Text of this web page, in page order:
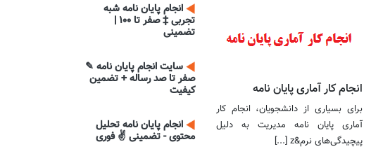
انجام کار آماری پایان نامه
برای بسیاری از دانشجویان، انجام کار
آماری پایان نامه مدیریت به دلیل
پیچیدگی‌های نرم&z [...]
انجام پایان نامه شبه
تجربی ‡ صفر تا 100 |
تضمینی
سایت انجام پایان نامه ✎
صفر تا صد رساله + تضمین
کیفیت
انجام پایان نامه تحلیل
محتوی - تضمینی ✌ فوری